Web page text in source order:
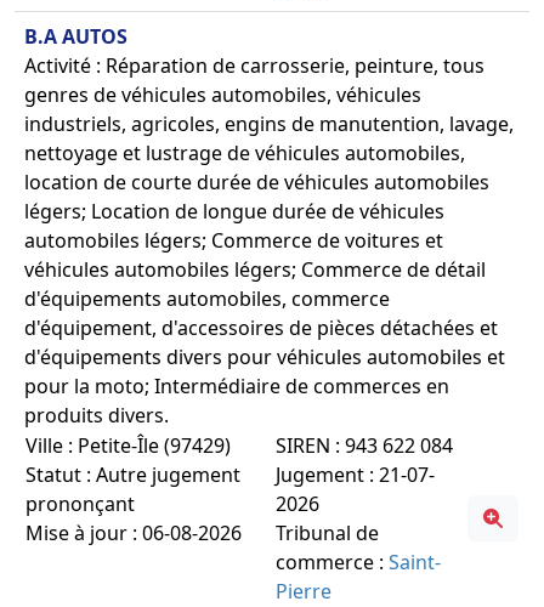
B.A AUTOS
Activité : Réparation de carrosserie, peinture, tous
genres de véhicules automobiles, véhicules
industriels, agricoles, engins de manutention, lavage,
nettoyage et lustrage de véhicules automobiles,
location de courte durée de véhicules automobiles
légers; Location de longue durée de véhicules
automobiles légers; Commerce de voitures et
véhicules automobiles légers; Commerce de détail
d'équipements automobiles, commerce
d'équipement, d'accessoires de pièces détachées et
d'équipements divers pour véhicules automobiles et
pour la moto; Intermédiaire de commerces en
produits divers.
Ville : Petite-Île (97429)
Statut : Autre jugement
prononçant
Mise à jour : 06-08-2026
SIREN : 943 622 084
Jugement : 21-07-
2026
Tribunal de
commerce :Saint-
Pierre